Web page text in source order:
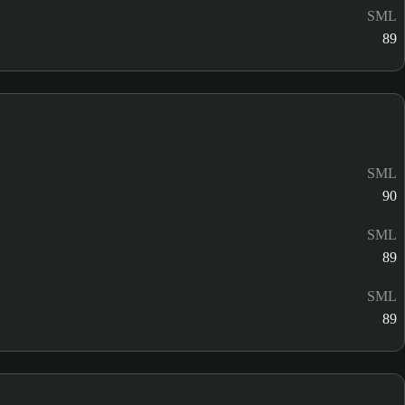
SML
89
SML
90
SML
89
SML
89